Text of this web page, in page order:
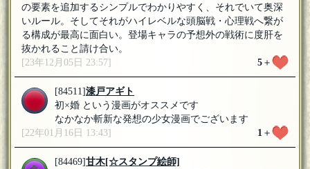
の要素を追加するシンプルでわかりやすく、それでいて奥深
いルール。そしてそれがハイレベルな頭脳戦・心理戦へ繋が
る構成が最高に面白い。登場キャラの予想外の戦術に度肝を
抜かれること請け合い。
[23年12月05日 23:57]
5＋
[84511]漆戸アギト
初×婚 という漫画がオススメです
なかなか斬新な発想の少女漫画でございます
[22年01月16日 13:43]
1＋
[84469]甘木[☆スタンプ絵師]